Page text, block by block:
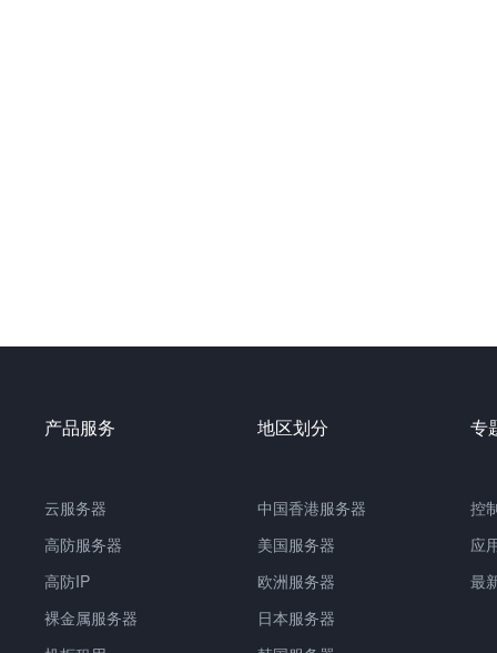
产品服务
云服务器
高防服务器
高防IP
裸金属服务器
地区划分
中国香港服务器
美国服务器
欧洲服务器
日本服务器
专
控
应
最